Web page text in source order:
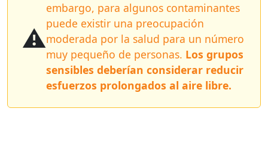
⚠️
embargo, para algunos contaminantes
puede existir una preocupación
moderada por la salud para un número
muy pequeño de personas. Los grupos
sensibles deberían considerar reducir
esfuerzos prolongados al aire libre.